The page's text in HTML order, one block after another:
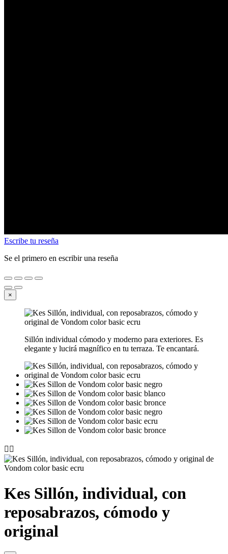
Escribe tu reseña
Se el primero en escribir una reseña
×
Sillón individual cómodo y moderno para exteriores. Es
elegante y lucirá magnífico en tu terraza. Te encantará.
 
Kes Sillón, individual, con
reposabrazos, cómodo y
original